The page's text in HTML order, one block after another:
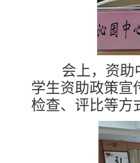
会上，资助中
学生资助政策宣
检查、评比等方